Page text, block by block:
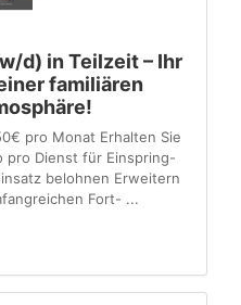
d) in Teilzeit – Ihr
familiären
pro Monat Erhalten Sie
pro Dienst für Einspring-
belohnen Erweitern
Fort- ...